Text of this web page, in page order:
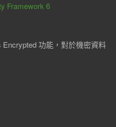
Framework 6
功能，對於機密資料